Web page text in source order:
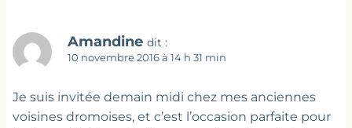
Amandine dit :
10 novembre 2016 à 14 h 31 min
Je suis invitée demain midi chez mes anciennes
voisines dromoises, et c’est l’occasion parfaite pour